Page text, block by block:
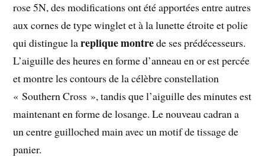
rose 5N, des modifications ont été apportées entre autres
aux cornes de type winglet et à la lunette étroite et polie
qui distingue lareplique montrede ses prédécesseurs.
L’aiguille des heures en forme d’anneau en or est percée
et montre les contours de la célèbre constellation
« Southern Cross », tandis que l’aiguille des minutes est
maintenant en forme de losange. Le nouveau cadran a
un centre guilloched main avec un motif de tissage de
panier.